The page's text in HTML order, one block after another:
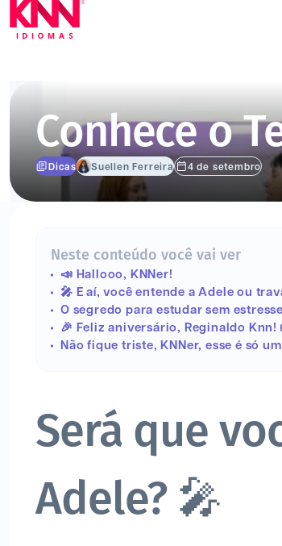
Conhece o
Dicas Suellen Ferreira 4 de setembro
Neste conteúdo você vai ver
📣 Hallooo, KNNer!
🎤 E aí, você entende a Adele ou
O segredo para estudar sem
🎉 Feliz aniversário, Reginaldo Knn!
Não fique triste, KNNer, esse é só
Será que
Adele? 🎤